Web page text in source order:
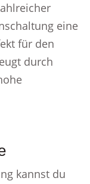
eine
für den
durch
kannst du